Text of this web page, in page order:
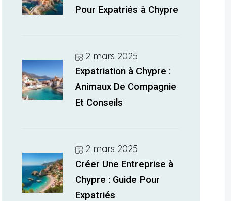
Pour Expatriés à Chypre
2 mars 2025
Expatriation à Chypre :
Animaux De Compagnie
Et Conseils
2 mars 2025
Créer Une Entreprise à
Chypre : Guide Pour
Expatriés